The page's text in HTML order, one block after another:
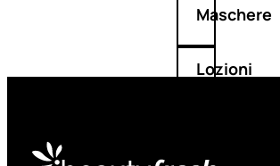
Maschere
Lozioni